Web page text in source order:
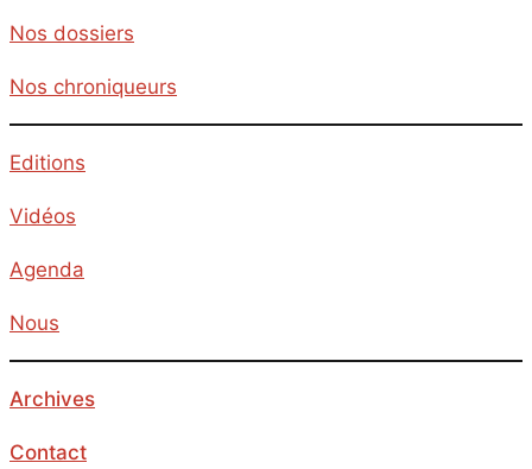
Nos dossiers
Nos chroniqueurs
Editions
Vidéos
Agenda
Nous
Archives
Contact